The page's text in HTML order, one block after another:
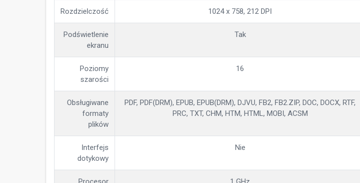
Rozdzielczość 1024 x 758, 212 DPI
Podświetlenie
ekranu
Tak
Poziomy
szarości
16
Obsługiwane
formaty
plików
PDF, PDF(DRM), EPUB, EPUB(DRM), DJVU, FB2, FB2.ZIP, DOC, DOCX, RTF,
PRC, TXT, CHM, HTM, HTML, MOBI, ACSM
Interfejs
dotykowy
Nie